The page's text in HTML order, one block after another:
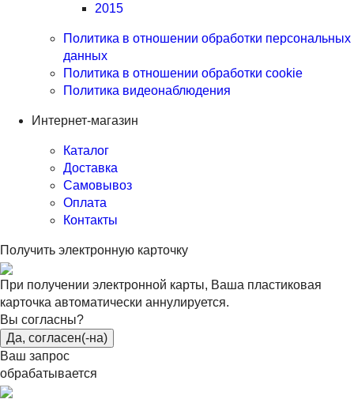
2015
Политика в отношении обработки персональных
данных
Политика в отношении обработки cookie
Политика видеонаблюдения
Интернет-магазин
Каталог
Доставка
Самовывоз
Оплата
Контакты
Получить электронную карточку
При получении электронной карты, Ваша пластиковая
карточка автоматически аннулируется.
Вы согласны?
Да, согласен(-на)
Ваш запрос
обрабатывается